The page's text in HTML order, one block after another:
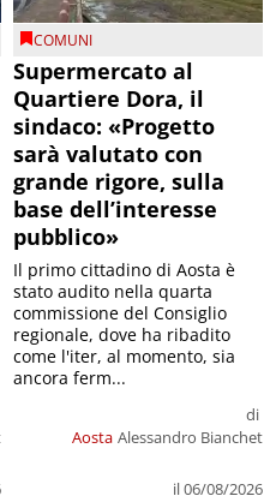
COMUNI
Supermercato al
Quartiere Dora, il
sindaco: «Progetto
sarà valutato con
grande rigore, sulla
base dell’interesse
pubblico»
Aosta
di
Alessandro Bianchet
il 06/08/2026
Il primo cittadino di Aosta è
stato audito nella quarta
commissione del Consiglio
regionale, dove ha ribadito
come l'iter, al momento, sia
ancora ferm...